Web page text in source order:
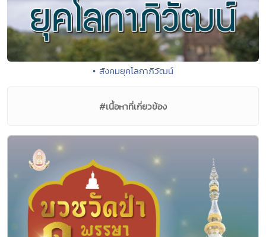
• สังคมยุคโลกาภิวัฒน์
#เนื้อหาที่เกี่ยวข้อง